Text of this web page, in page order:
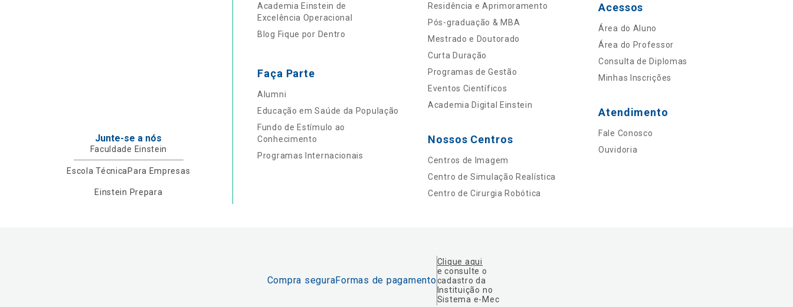
Junte-se a nós
Faculdade Einstein
Escola Técnica Para Empresas
Einstein Prepara
Academia Einstein de
Excelência Operacional
Blog Fique por Dentro
Faça Parte
Alumni
Educação em Saúde da População
Fundo de Estímulo ao
Conhecimento
Programas Internacionais
Residência e Aprimoramento
Pós-graduação & MBA
Mestrado e Doutorado
Curta Duração
Programas de Gestão
Eventos Científicos
Academia Digital Einstein
Nossos Centros
Centros de Imagem
Centro de Simulação Realística
Centro de Cirurgia Robótica
Acessos
Área do Aluno
Área do Professor
Consulta de Diplomas
Minhas Inscrições
Atendimento
Fale Conosco
Ouvidoria
Compra seguraFormas de pagamento
Clique aqui
e consulte o
cadastro da
Instituição no
Sistema e-Mec